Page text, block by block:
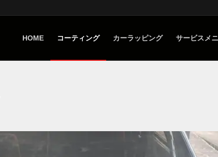
HOME コーティング カーラッピング サービスメ